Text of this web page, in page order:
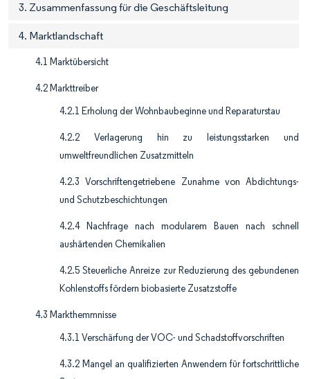
3. Zusammenfassung für die Geschäftsleitung
4. Marktlandschaft
4.1 Marktübersicht
4.2 Markttreiber
4.2.1 Erholung der Wohnbaubeginne und Reparaturstau
4.2.2 Verlagerung hin zu leistungsstarken und
umweltfreundlichen Zusatzmitteln
4.2.3 Vorschriftengetriebene Zunahme von Abdichtungs-
und Schutzbeschichtungen
4.2.4 Nachfrage nach modularem Bauen nach schnell
aushärtenden Chemikalien
4.2.5 Steuerliche Anreize zur Reduzierung des gebundenen
Kohlenstoffs fördern biobasierte Zusatzstoffe
4.3 Markthemmnisse
4.3.1 Verschärfung der VOC- und Schadstoffvorschriften
4.3.2 Mangel an qualifizierten Anwendern für fortschrittliche